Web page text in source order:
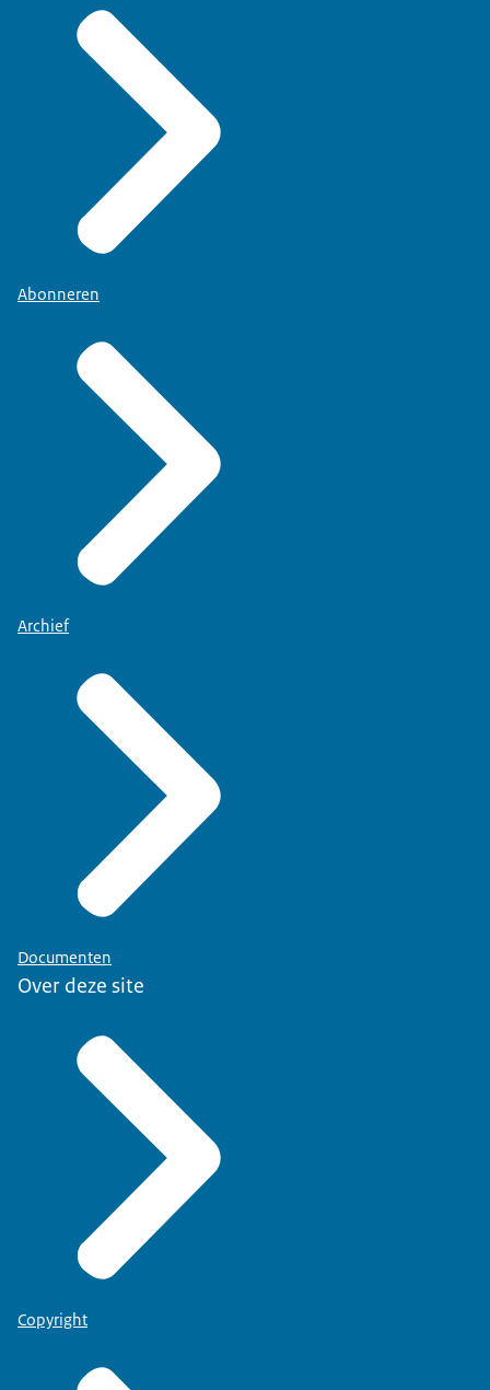
Abonneren
Archief
Documenten
Over deze site
Copyright